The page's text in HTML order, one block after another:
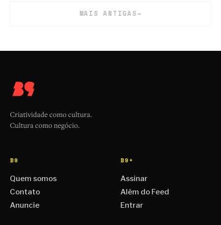
MAIS ANTIGAS→
Criatividade como cultura.
Cultura como negócio.
B9
Quem somos
Contato
Anuncie
B9+
Assinar
Além do Feed
Entrar